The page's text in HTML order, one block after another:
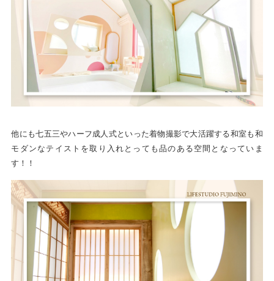
他にも七五三やハーフ成人式といった着物撮影で大活躍する和室も和
モダンなテイストを取り入れとっても品のある空間となっていま
す！！